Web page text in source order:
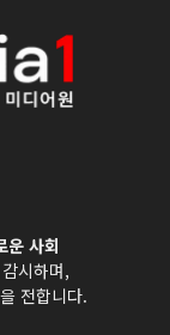
운 사회
시하며,
전합니다.